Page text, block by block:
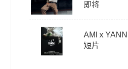
即将
AMI x
短片